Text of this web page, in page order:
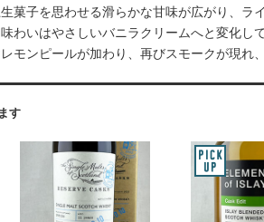
菓子を思わせる滑らかな甘味が広がり、
わいはやさしいバニラクリームへと変化し
モンピールが加わり、再びスモークが現れ
す